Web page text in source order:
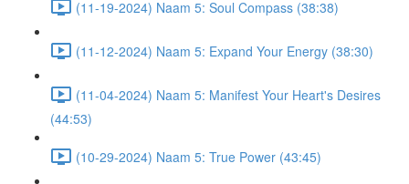
(11-19-2024) Naam 5: Soul Compass (38:38)
(11-12-2024) Naam 5: Expand Your Energy (38:30)
(11-04-2024) Naam 5: Manifest Your Heart's Desires
(44:53)
(10-29-2024) Naam 5: True Power (43:45)